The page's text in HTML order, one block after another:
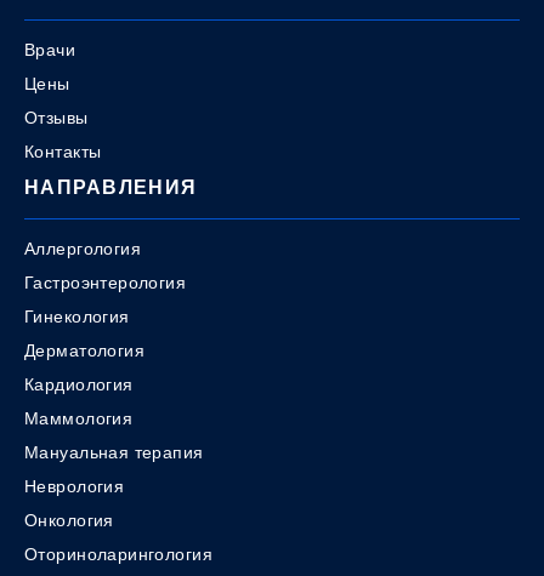
Врачи
Цены
Отзывы
Контакты
НАПРАВЛЕНИЯ
Аллергология
Гастроэнтерология
Гинекология
Дерматология
Кардиология
Маммология
Мануальная терапия
Неврология
Онкология
Оториноларингология